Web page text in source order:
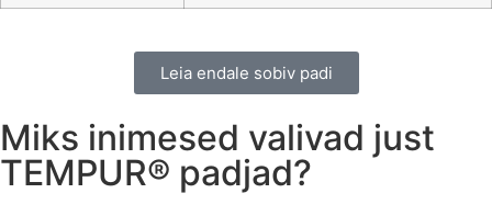
Leia endale sobiv padi
Miks inimesed valivad just
TEMPUR® padjad?